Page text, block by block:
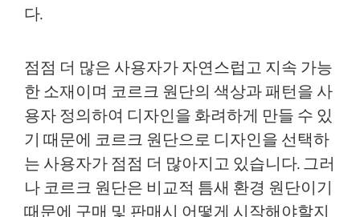
다.
점점 더 많은 사용자가 자연스럽고 지속 가능
한 소재이며 코르크 원단의 색상과 패턴을 사
용자 정의하여 디자인을 화려하게 만들 수 있
기 때문에 코르크 원단으로 디자인을 선택하
는 사용자가 점점 더 많아지고 있습니다. 그러
나 코르크 원단은 비교적 틈새 환경 원단이기